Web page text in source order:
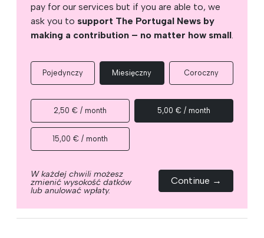
pay for our services but if you are able to, we
ask you to support The Portugal News by
making a contribution – no matter how small.
Pojedynczy Miesięczny Coroczny
2,50 € / month 5,00 € / month
15,00 € / month
W każdej chwili możesz
zmienić wysokość datków
lub anulować wpłaty.
Continue →